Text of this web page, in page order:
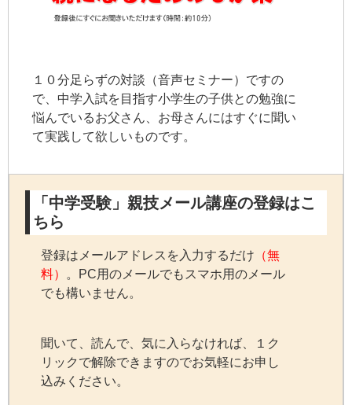
１０分足らずの対談（音声セミナー）ですの
で、中学入試を目指す小学生の子供との勉強に
悩んでいるお父さん、お母さんにはすぐに聞い
て実践して欲しいものです。
「中学受験」親技メール講座の登録はこ
ちら
登録はメールアドレスを入力するだけ （無
料）
。PC用のメールでもスマホ用のメール
でも構いません。
聞いて、読んで、気に入らなければ、１ク
リックで解除できますのでお気軽にお申し
込みください。